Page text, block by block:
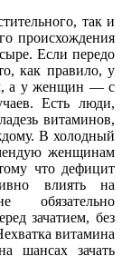
так и
происхождения
Если передо
как правило, у
а у женщин — с
Есть люди,
витаминов,
В холодный
женщинам
что дефицит
влиять на
обязательно
зачатием, без
витамина
шансах зачать